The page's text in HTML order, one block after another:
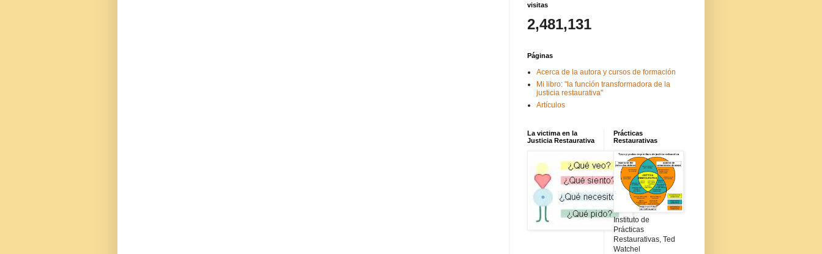
visitas
2,481,131
Páginas
Acerca de la autora y cursos de formación
Mi libro: "la función transformadora de la
justicia restaurativa"
Artículos
La victima en la
Justicia Restaurativa
Prácticas
Restaurativas
Instituto de
Prácticas
Restaurativas, Ted
Watchel